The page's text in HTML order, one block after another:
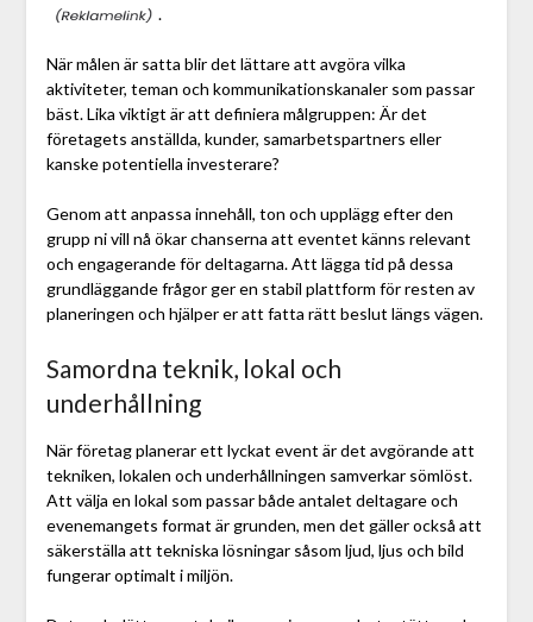
.
När målen är satta blir det lättare att avgöra vilka
aktiviteter, teman och kommunikationskanaler som passar
bäst. Lika viktigt är att definiera målgruppen: Är det
företagets anställda, kunder, samarbetspartners eller
kanske potentiella investerare?
Genom att anpassa innehåll, ton och upplägg efter den
grupp ni vill nå ökar chanserna att eventet känns relevant
och engagerande för deltagarna. Att lägga tid på dessa
grundläggande frågor ger en stabil plattform för resten av
planeringen och hjälper er att fatta rätt beslut längs vägen.
Samordna teknik, lokal och
underhållning
När företag planerar ett lyckat event är det avgörande att
tekniken, lokalen och underhållningen samverkar sömlöst.
Att välja en lokal som passar både antalet deltagare och
evenemangets format är grunden, men det gäller också att
säkerställa att tekniska lösningar såsom ljud, ljus och bild
fungerar optimalt i miljön.